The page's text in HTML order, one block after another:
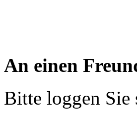
An einen
Bitte loggen Sie